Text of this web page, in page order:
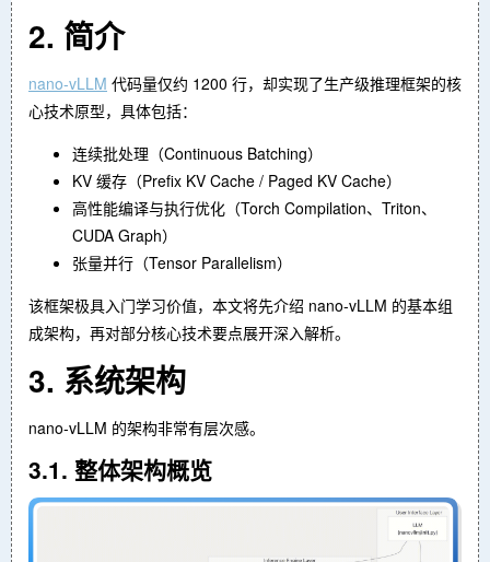
2. 简介
nano-vLLM 代码量仅约 1200 行，却实现了生产级推理框架的核
心技术原型，具体包括：
连续批处理（Continuous Batching）
KV 缓存（Prefix KV Cache / Paged KV Cache）
高性能编译与执行优化（Torch Compilation、Triton、
CUDA Graph）
张量并行（Tensor Parallelism）
该框架极具入门学习价值，本文将先介绍 nano-vLLM 的基本组
成架构，再对部分核心技术要点展开深入解析。
3. 系统架构
nano-vLLM 的架构非常有层次感。
3.1. 整体架构概览